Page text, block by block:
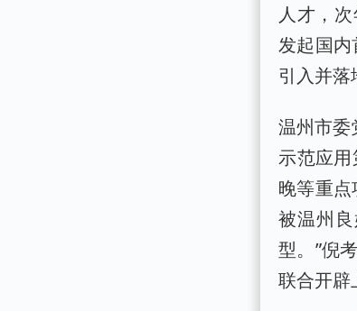
人才，
发起国内
引入并落
温州市委
示范应
晚等重
被温州
型。”倪
联合开辟